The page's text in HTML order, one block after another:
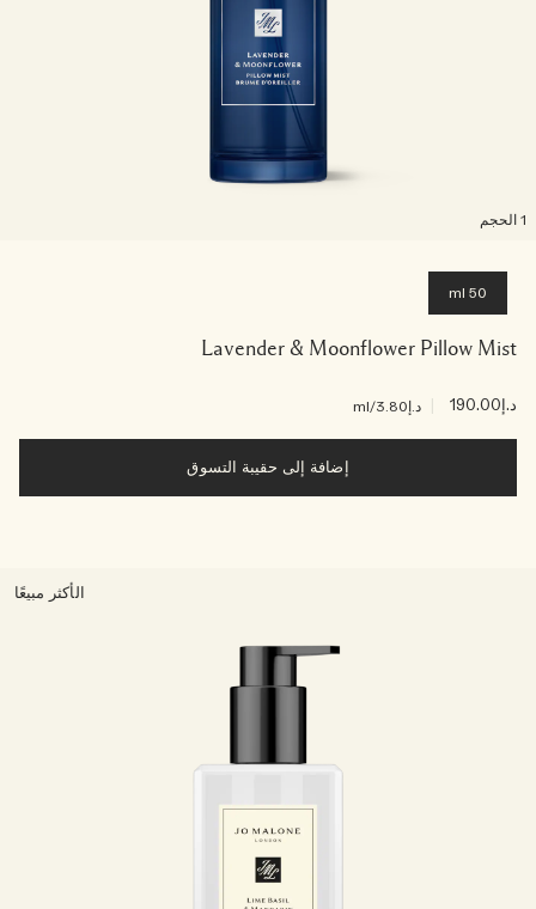
50 ml
Lavender & Moonflower Pillow Mist
د.إ190.00 د.إ3.80 /ml
إضافة إلى حقيبة التسوق
الأكثر مبيعًا